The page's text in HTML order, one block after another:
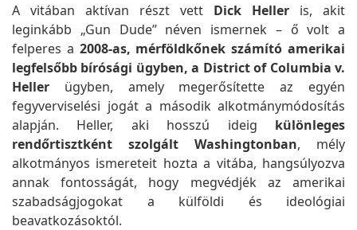
A vitában aktívan részt vett Dick Heller is, akit
leginkább „Gun Dude” néven ismernek – ő volt a
felperes a 2008-as, mérföldkőnek számító amerikai
legfelsőbb bírósági ügyben, a District of Columbia v.
Heller ügyben, amely megerősítette az egyén
fegyverviselési jogát a második alkotmánymódosítás
alapján. Heller, aki hosszú ideig különleges
rendőrtisztként szolgált Washingtonban, mély
alkotmányos ismereteit hozta a vitába, hangsúlyozva
annak fontosságát, hogy megvédjék az amerikai
szabadságjogokat a külföldi és ideológiai
beavatkozásoktól.